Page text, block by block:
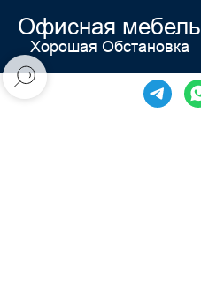
Офисная мебель
Хорошая Обстановка